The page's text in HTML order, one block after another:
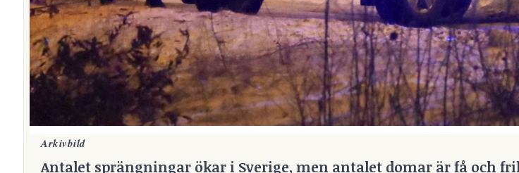
Arkivbild
Antalet sprängningar ökar i Sverige, men antalet domar är få och